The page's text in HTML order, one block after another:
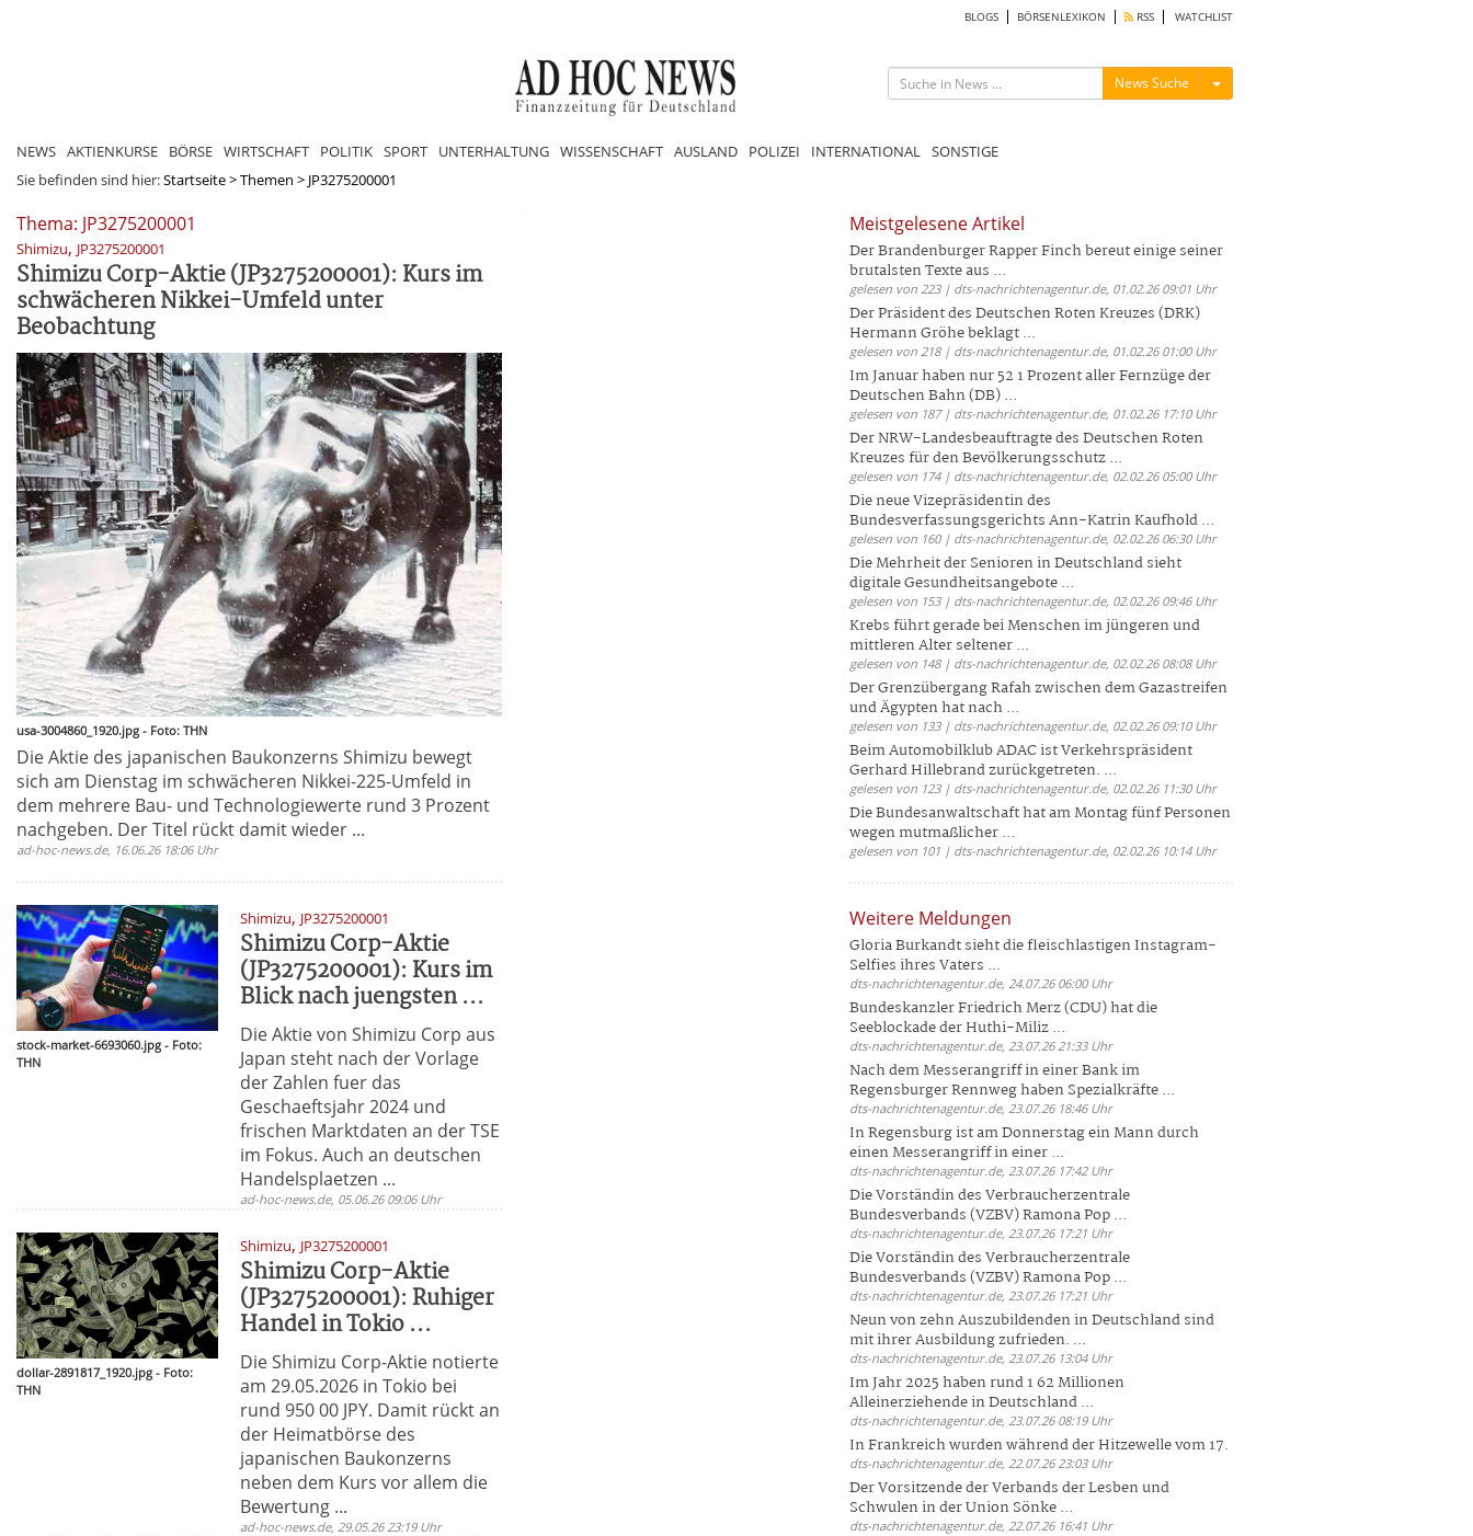
BLOGS BÖRSENLEXIKON RSS WATCHLIST
News Suche Menü ein-/ausblenden
NEWS AKTIENKURSE BÖRSE WIRTSCHAFT POLITIK SPORT UNTERHALTUNG WISSENSCHAFT AUSLAND POLIZEI INTERNATIONAL SONSTIGE
Sie befinden sind hier:Startseite>Themen > JP3275200001
Thema: JP3275200001
Shimizu, JP3275200001
Shimizu Corp-Aktie (JP3275200001): Kurs im
schwächeren Nikkei-Umfeld unter
Beobachtung
usa-3004860_1920.jpg - Foto: THN
Die Aktie des japanischen Baukonzerns Shimizu bewegt
sich am Dienstag im schwächeren Nikkei-225-Umfeld in
dem mehrere Bau- und Technologiewerte rund 3 Prozent
nachgeben. Der Titel rückt damit wieder ...
ad-hoc-news.de, 16.06.26 18:06 Uhr
stock-market-6693060.jpg - Foto:
THN
Shimizu, JP3275200001
Shimizu Corp-Aktie
(JP3275200001): Kurs im
Blick nach juengsten ...
Die Aktie von Shimizu Corp aus
Japan steht nach der Vorlage
der Zahlen fuer das
Geschaeftsjahr 2024 und
frischen Marktdaten an der TSE
im Fokus. Auch an deutschen
Handelsplaetzen ...
ad-hoc-news.de, 05.06.26 09:06 Uhr
dollar-2891817_1920.jpg - Foto:
THN
Shimizu, JP3275200001
Shimizu Corp-Aktie
(JP3275200001): Ruhiger
Handel in Tokio ...
Die Shimizu Corp-Aktie notierte
am 29.05.2026 in Tokio bei
rund 950 00 JPY. Damit rückt an
der Heimatbörse des
japanischen Baukonzerns
neben dem Kurs vor allem die
Bewertung ...
ad-hoc-news.de, 29.05.26 23:19 Uhr
Meistgelesene Artikel
Der Brandenburger Rapper Finch bereut einige seiner
brutalsten Texte aus ...
gelesen von 223 | dts-nachrichtenagentur.de, 01.02.26 09:01 Uhr
Der Präsident des Deutschen Roten Kreuzes (DRK)
Hermann Gröhe beklagt ...
gelesen von 218 | dts-nachrichtenagentur.de, 01.02.26 01:00 Uhr
Im Januar haben nur 52 1 Prozent aller Fernzüge der
Deutschen Bahn (DB) ...
gelesen von 187 | dts-nachrichtenagentur.de, 01.02.26 17:10 Uhr
Der NRW-Landesbeauftragte des Deutschen Roten
Kreuzes für den Bevölkerungsschutz ...
gelesen von 174 | dts-nachrichtenagentur.de, 02.02.26 05:00 Uhr
Die neue Vizepräsidentin des
Bundesverfassungsgerichts Ann-Katrin Kaufhold ...
gelesen von 160 | dts-nachrichtenagentur.de, 02.02.26 06:30 Uhr
Die Mehrheit der Senioren in Deutschland sieht
digitale Gesundheitsangebote ...
gelesen von 153 | dts-nachrichtenagentur.de, 02.02.26 09:46 Uhr
Krebs führt gerade bei Menschen im jüngeren und
mittleren Alter seltener ...
gelesen von 148 | dts-nachrichtenagentur.de, 02.02.26 08:08 Uhr
Der Grenzübergang Rafah zwischen dem Gazastreifen
und Ägypten hat nach ...
gelesen von 133 | dts-nachrichtenagentur.de, 02.02.26 09:10 Uhr
Beim Automobilklub ADAC ist Verkehrspräsident
Gerhard Hillebrand zurückgetreten. ...
gelesen von 123 | dts-nachrichtenagentur.de, 02.02.26 11:30 Uhr
Die Bundesanwaltschaft hat am Montag fünf Personen
wegen mutmaßlicher ...
gelesen von 101 | dts-nachrichtenagentur.de, 02.02.26 10:14 Uhr
Weitere Meldungen
Gloria Burkandt sieht die fleischlastigen Instagram-
Selfies ihres Vaters ...
dts-nachrichtenagentur.de, 24.07.26 06:00 Uhr
Bundeskanzler Friedrich Merz (CDU) hat die
Seeblockade der Huthi-Miliz ...
dts-nachrichtenagentur.de, 23.07.26 21:33 Uhr
Nach dem Messerangriff in einer Bank im
Regensburger Rennweg haben Spezialkräfte ...
dts-nachrichtenagentur.de, 23.07.26 18:46 Uhr
In Regensburg ist am Donnerstag ein Mann durch
einen Messerangriff in einer ...
dts-nachrichtenagentur.de, 23.07.26 17:42 Uhr
Die Vorständin des Verbraucherzentrale
Bundesverbands (VZBV) Ramona Pop ...
dts-nachrichtenagentur.de, 23.07.26 17:21 Uhr
Die Vorständin des Verbraucherzentrale
Bundesverbands (VZBV) Ramona Pop ...
dts-nachrichtenagentur.de, 23.07.26 17:21 Uhr
Neun von zehn Auszubildenden in Deutschland sind
mit ihrer Ausbildung zufrieden. ...
dts-nachrichtenagentur.de, 23.07.26 13:04 Uhr
Im Jahr 2025 haben rund 1 62 Millionen
Alleinerziehende in Deutschland ...
dts-nachrichtenagentur.de, 23.07.26 08:19 Uhr
In Frankreich wurden während der Hitzewelle vom 17.
dts-nachrichtenagentur.de, 22.07.26 23:03 Uhr
Der Vorsitzende der Verbands der Lesben und
Schwulen in der Union Sönke ...
dts-nachrichtenagentur.de, 22.07.26 16:41 Uhr